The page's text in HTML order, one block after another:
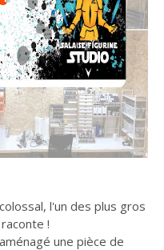
l'un des plus gros
!
une pièce de